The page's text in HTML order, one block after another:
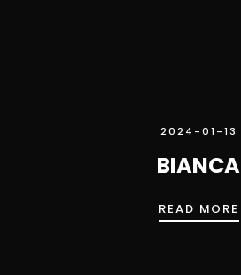
2024-01-13
BIANCA
READ MORE